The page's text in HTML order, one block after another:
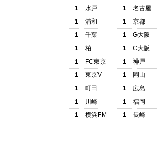
1
水戸 1
名古屋
1
浦和 1
京都
1
千葉 1
G大阪
1
柏 1
C大阪
1
FC東京 1
神戸
1
東京V 1
岡山
1
町田 1
広島
1
川崎 1
福岡
1
横浜FM 1 長崎